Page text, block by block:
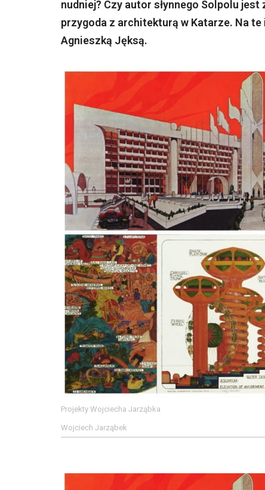
nudniej? Czy autor słynnego Solpolu
przygoda z architekturą w Katarze. Na
Agnieszką Jęksą.
Projekty Wojciecha Jarząbka
Wojciech Jarząbek